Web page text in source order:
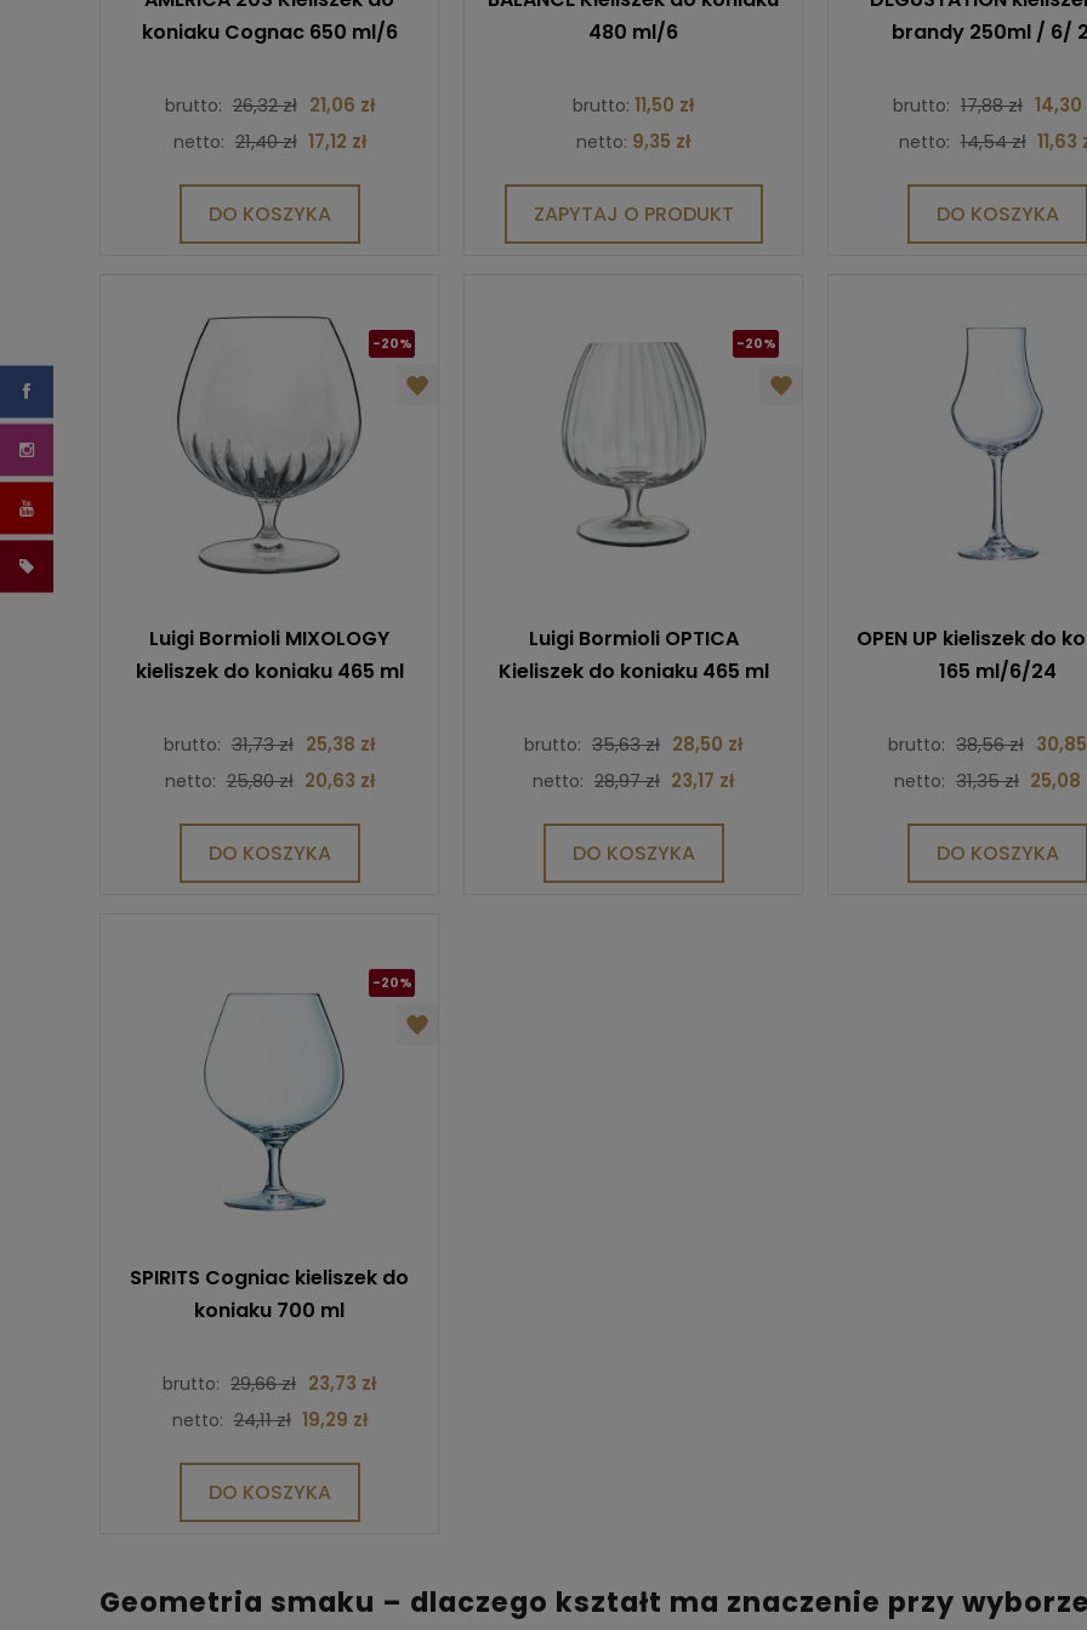
koniaku Cognac 650 ml/6
brutto: 26,32 zł 21,06 zł
netto: 21,40 zł 17,12 zł
DO KOSZYKA
480 ml/6
brutto: 11,50 zł
netto: 9,35 zł
ZAPYTAJ O PRODUKT
brandy 250ml / 6/
brutto: 17,88 zł 14,30
netto: 14,54 zł 11,63
DO KOSZYKA
-20%
Luigi Bormioli MIXOLOGY
kieliszek do koniaku 465 ml
brutto: 31,73 zł 25,38 zł
netto: 25,80 zł 20,63 zł
DO KOSZYKA
-20%
Luigi Bormioli OPTICA
Kieliszek do koniaku 465 ml
brutto: 35,63 zł 28,50 zł
netto: 28,97 zł 23,17 zł
DO KOSZYKA
OPEN UP kieliszek do
165 ml/6/24
brutto: 38,56 zł 30,85
netto: 31,35 zł 25,08
DO KOSZYKA
-20%
SPIRITS Cogniac kieliszek do
koniaku 700 ml
brutto: 29,66 zł 23,73 zł
netto: 24,11 zł 19,29 zł
DO KOSZYKA
Geometria smaku – dlaczego kształt ma znaczenie przy